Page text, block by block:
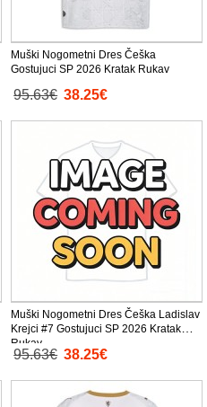
Muški Nogometni Dres Češka
Gostujuci SP 2026 Kratak Rukav
95.63€ 38.25€
Muški Nogometni Dres Češka Ladislav
Krejci #7 Gostujuci SP 2026 Kratak
Rukav
95.63€ 38.25€